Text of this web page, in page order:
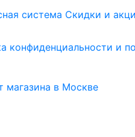
система Скидки и
конфиденциальности и